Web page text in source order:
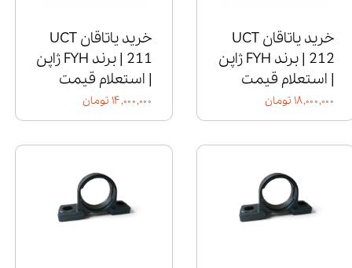
خرید یاتاقان UCT
212 | برند FYH ژاپن
| استعلام قیمت
۱۸,۰۰۰,۰۰۰ تومان
خرید یاتاقان UCT
211 | برند FYH ژاپن
| استعلام قیمت
۱۴,۰۰۰,۰۰۰ تومان